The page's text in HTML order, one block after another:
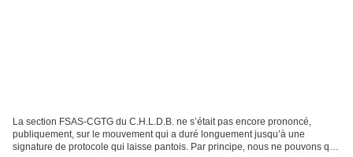
La section FSAS-CGTG du C.H.L.D.B. ne s’était pas encore prononcé,
publiquement, sur le mouvement qui a duré longuement jusqu’à une
signature de protocole qui laisse pantois. Par principe, nous ne pouvons que